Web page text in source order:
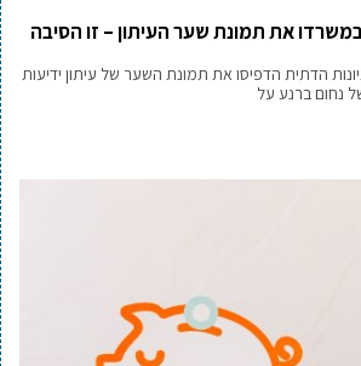
את תמונת שער העיתון – זו הסיבה
הדתית הדפיסו את תמונת השער של עיתון ידיעות
נחום ברנע על